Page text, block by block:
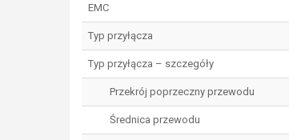
EMC
Typ przyłącza
Typ przyłącza – szczegóły
Przekrój poprzeczny przewodu
Średnica przewodu